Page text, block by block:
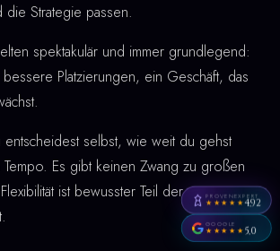
Strategie passen.
spektakulär und immer grundlegend:
Platzierungen, ein Geschäft, das
entscheidest selbst, wie weit du gehst
Es gibt keinen Zwang zu großen
ist bewusster Teil der
PROVENEXPERT
★★★★★4,92
GOOGLE
★★★★★5,0